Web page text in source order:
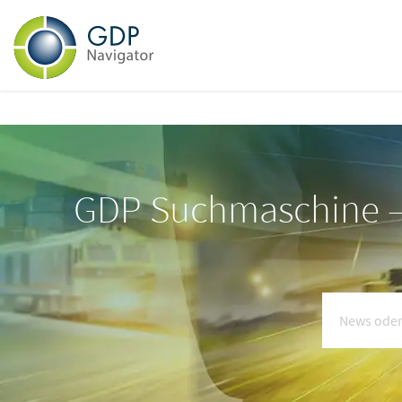
GDP Suchmaschine